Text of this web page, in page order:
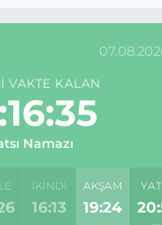
VAKTE KALAN
Namazı
İKINDI
16:13
AKŞAM
19:24